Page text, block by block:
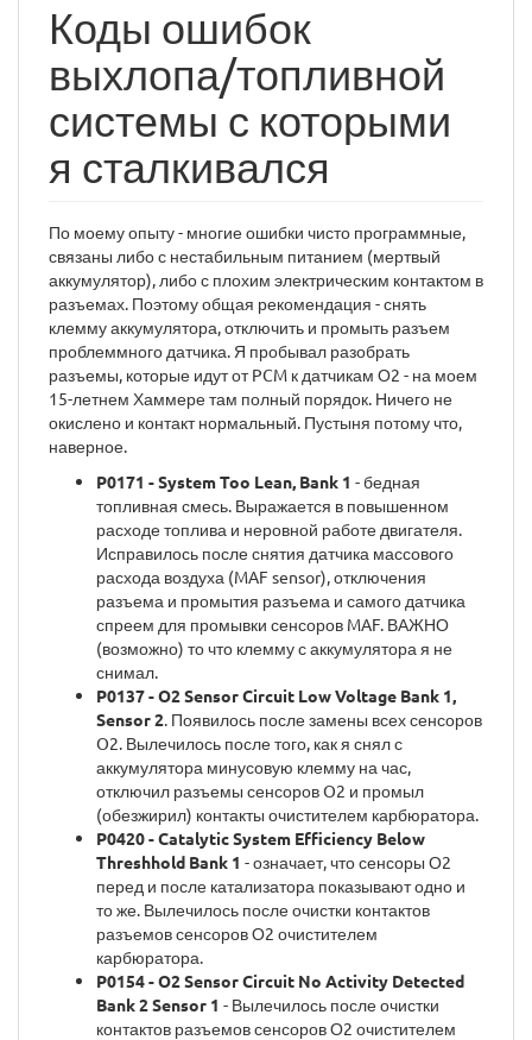
Коды ошибок
выхлопа/топливной
системы с которыми
я сталкивался
По моему опыту - многие ошибки чисто программные,
связаны либо с нестабильным питанием (мертвый
аккумулятор), либо с плохим электрическим контактом в
разъемах. Поэтому общая рекомендация - снять
клемму аккумулятора, отключить и промыть разъем
проблеммного датчика. Я пробывал разобрать
разъемы, которые идут от PCM к датчикам О2 - на моем
15-летнем Хаммере там полный порядок. Ничего не
окислено и контакт нормальный. Пустыня потому что,
наверное.
P0171 - System Too Lean, Bank 1 - бедная
топливная смесь. Выражается в повышенном
расходе топлива и неровной работе двигателя.
Исправилось после снятия датчика массового
расхода воздуха (MAF sensor), отключения
разъема и промытия разъема и самого датчика
спреем для промывки сенсоров MAF. ВАЖНО
(возможно) то что клемму с аккумулятора я не
снимал.
P0137 - O2 Sensor Circuit Low Voltage Bank 1,
Sensor 2. Появилось после замены всех сенсоров
O2. Вылечилось после того, как я снял с
аккумулятора минусовую клемму на час,
отключил разъемы сенсоров O2 и промыл
(обезжирил) контакты очистителем карбюратора.
P0420 - Catalytic System Efficiency Below
Threshhold Bank 1 - означает, что сенсоры О2
перед и после катализатора показывают одно и
то же. Вылечилось после очистки контактов
разъемов сенсоров О2 очистителем
карбюратора.
P0154 - O2 Sensor Circuit No Activity Detected
Bank 2 Sensor 1 - Вылечилось после очистки
контактов разъемов сенсоров О2 очистителем